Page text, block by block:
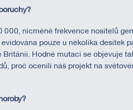
000, nicméně frekvence nositelů
pouze u několika desítek
Británii. Hodně mutací se objevuje
proč ocenili náš projekt na